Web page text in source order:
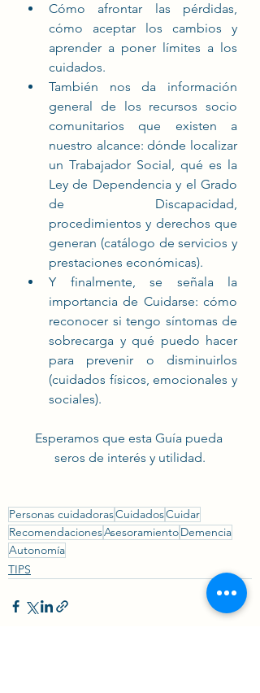
Cómo afrontar las pérdidas,
cómo aceptar los cambios y
aprender a poner límites a los
cuidados.
También nos da información
general de los recursos socio
comunitarios que existen a
nuestro alcance: dónde localizar
un Trabajador Social, qué es la
Ley de Dependencia y el Grado
de Discapacidad,
procedimientos y derechos que
generan (catálogo de servicios y
prestaciones económicas).
Y finalmente, se señala la
importancia de Cuidarse: cómo
reconocer si tengo síntomas de
sobrecarga y qué puedo hacer
para prevenir o disminuirlos
(cuidados físicos, emocionales y
sociales).
Esperamos que esta Guía pueda
seros de interés y utilidad.
Personas cuidadorasCuidadosCuidar
RecomendacionesAsesoramientoDemencia
Autonomía
TIPS